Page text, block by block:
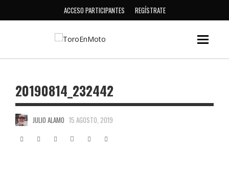
ACCESO PARTICIPANTES REGÍSTRATE
20190814_232442
JULIO ALAMO 15 AGOSTO, 2019